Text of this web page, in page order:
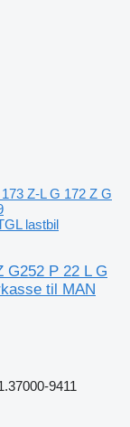
Z-L G 172 Z G
lastbil
G252 P 22 L G
til MAN
9411